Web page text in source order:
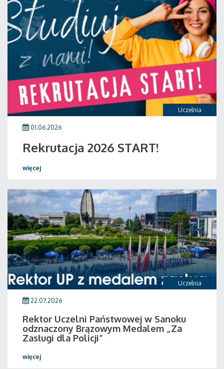
Uczelnia
01.06.2026
Rekrutacja 2026 START!
więcej
Uczelnia
22.07.2026
Rektor Uczelni Państwowej w Sanoku
odznaczony Brązowym Medalem „Za
Zasługi dla Policji”
więcej